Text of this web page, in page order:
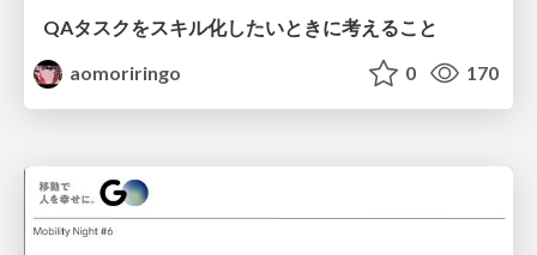
QAタスクをスキル化したいときに考えること
aomoriringo
0 170